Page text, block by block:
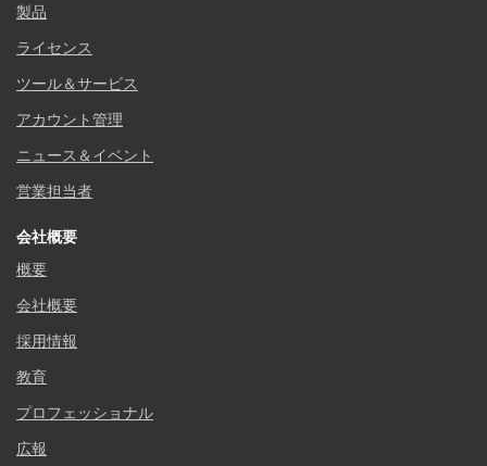
製品
ライセンス
ツール＆サービス
アカウント管理
ニュース＆イベント
営業担当者
会社概要
概要
会社概要
採用情報
教育
プロフェッショナル
広報